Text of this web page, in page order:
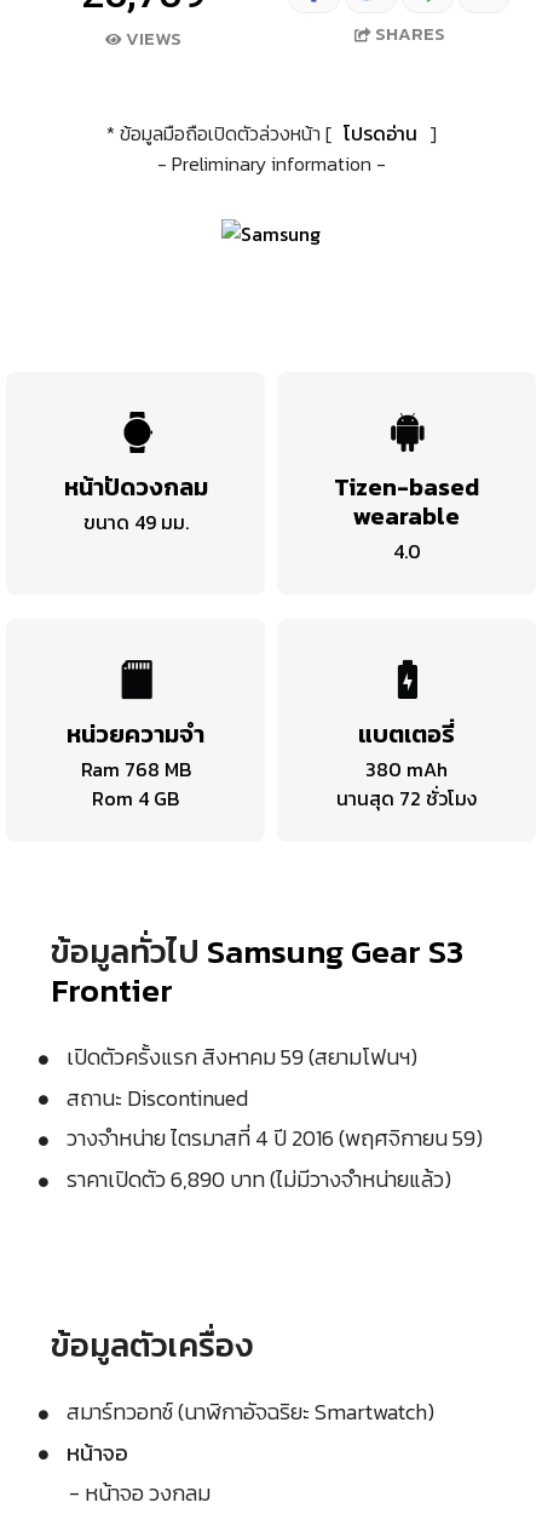
VIEWS SHARES
* ข้อมูลมือถือเปิดตัวล่วงหน้า [ โปรดอ่าน ]
- Preliminary information -
หน้าปัดวงกลม
ขนาด 49 มม.
Tizen-based
wearable
4.0
หน่วยความจำ
Ram 768 MB
Rom 4 GB
แบตเตอรี่
380 mAh
นานสุด 72 ชั่วโมง
ข้อมูลทั่วไป Samsung Gear S3
Frontier
เปิดตัวครั้งแรก สิงหาคม 59 (สยามโฟนฯ)
สถานะ Discontinued
วางจำหน่าย ไตรมาสที่ 4 ปี 2016 (พฤศจิกายน 59)
ราคาเปิดตัว 6,890 บาท (ไม่มีวางจำหน่ายแล้ว)
ข้อมูลตัวเครื่อง
สมาร์ทวอทช์ (นาฬิกาอัจฉริยะ Smartwatch)
หน้าจอ
- หน้าจอ วงกลม